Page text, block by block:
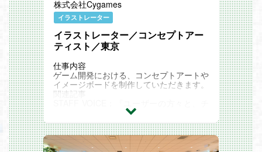
株式会社Cygames
イラストレーター
イラストレーター／コンセプトアー
ティスト／東京
仕事内容
ゲーム開発における、コンセプトアートや
イメージボードを制作していただきます。
関連記事
ームメンバーのために。』
Cygames Magazine ：
イラストレーターの仕事とは？ビジュアル
面の魅力を決定付ける責任とやりがい【サ